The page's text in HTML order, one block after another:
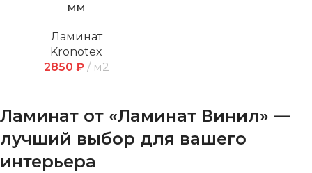
мм
Ламинат
Kronotex
2850 ₽ м2
Ламинат от «Ламинат Винил» —
лучший выбор для вашего
интерьера